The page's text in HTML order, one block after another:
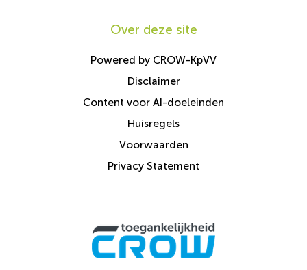
Over deze site
Powered by CROW-KpVV
Disclaimer
Content voor AI-doeleinden
Huisregels
Voorwaarden
Privacy Statement